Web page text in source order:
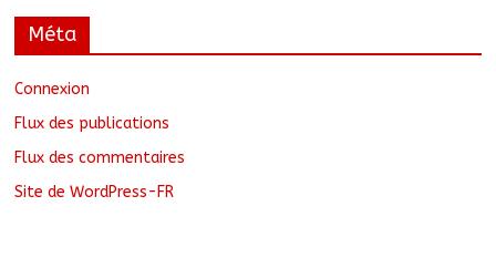
Méta
Connexion
Flux des publications
Flux des commentaires
Site de WordPress-FR